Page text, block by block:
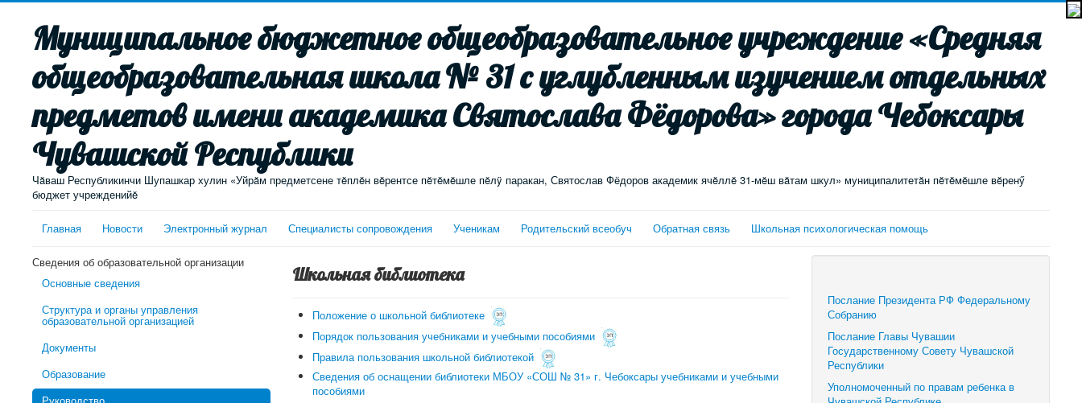
Муниципальное бюджетное общеобразовательное учреждение «Средняя
общеобразовательная школа № 31 с углубленным изучением отдельных
предметов имени академика Святослава Фёдорова» города Чебоксары
Чувашской Республики
Чăваш Республикинчи Шупашкар хулин «Уйрăм предметсене тĕплĕн вĕрентсе пĕтĕмĕшле пĕлÿ паракан, Святослав Фёдоров академик ячĕллĕ 31-мĕш вăтам шкул» муниципалитетăн пĕтĕмĕшле вĕренӳ
бюджет учрежденийĕ
Главная Новости Электронный журнал Специалисты сопровождения Ученикам Родительский всеобуч Обратная связь Школьная психологическая помощь
Сведения об образовательной организации
Основные сведения
Структура и органы управления
образовательной организацией
Документы
Образование
Школьная библиотека
Положение о школьной библиотеке
Порядок пользования учебниками и учебными пособиями
Правила пользования школьной библиотекой
Сведения об оснащении библиотеки МБОУ «СОШ № 31» г. Чебоксары учебниками и учебными
пособиями
Послание Президента РФ Федеральному
Собранию
Послание Главы Чувашии
Государственному Совету Чувашской
Республики
Уполномоченный по правам ребенка в